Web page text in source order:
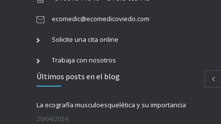
ecomedic@ecomedicoviedo.com
Solicite una cita online
Trabaja con nosotros
Últimos posts en el blog
La ecografía musculoesquelética y su importancia
20/04/2024